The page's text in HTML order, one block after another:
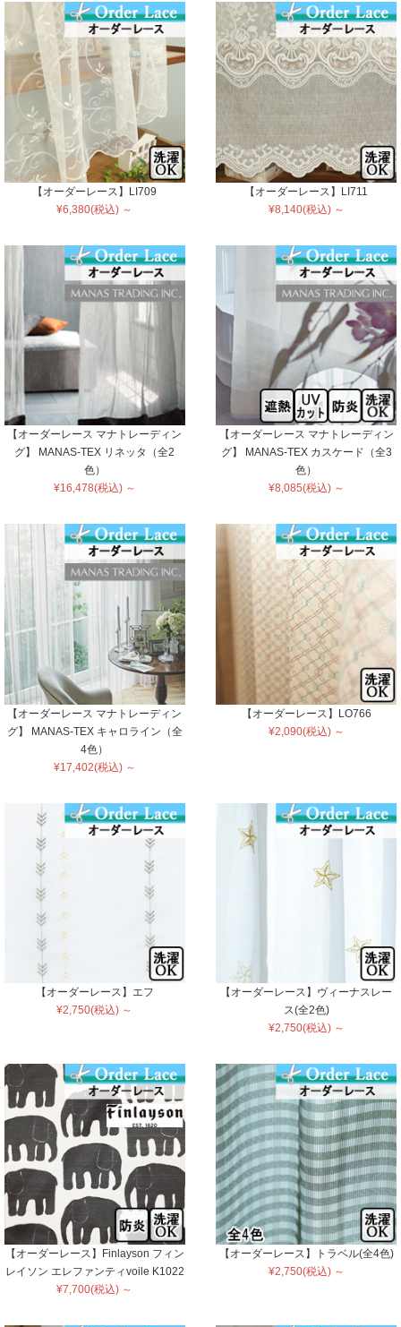
【オーダーレース】LI709
¥6,380(税込) ～
【オーダーレース】LI711
¥8,140(税込) ～
【オーダーレース マナトレーディン
グ】 MANAS-TEX リネッタ（全2
色）
¥16,478(税込) ～
【オーダーレース マナトレーディン
グ】 MANAS-TEX カスケード（全3
色）
¥8,085(税込) ～
【オーダーレース マナトレーディン
グ】 MANAS-TEX キャロライン（全
4色）
¥17,402(税込) ～
【オーダーレース】LO766
¥2,090(税込) ～
【オーダーレース】エフ
¥2,750(税込) ～
【オーダーレース】ヴィーナスレー
ス(全2色)
¥2,750(税込) ～
【オーダーレース】Finlayson フィン
レイソン エレファンティvoile K1022
¥7,700(税込) ～
【オーダーレース】トラベル(全4色)
¥2,750(税込) ～